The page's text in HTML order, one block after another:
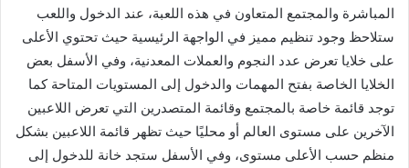
المباشرة والمجتمع المتعاون في هذه اللعبة، عند الدخول واللعب
ستلاحظ وجود تنظيم مميز في الواجهة الرئيسية حيث تحتوي الأعلى
على خلايا تعرض عدد النجوم والعملات المعدنية، وفي الأسفل بعض
الخلايا الخاصة بفتح المهمات والدخول إلى المستويات المتاحة كما
توجد قائمة خاصة بالمجتمع وقائمة المتصدرين التي تعرض اللاعبين
الآخرين على مستوى العالم أو محليًا حيث تظهر قائمة اللاعبين بشكل
منظم حسب الأعلى مستوى، وفي الأسفل ستجد خانة للدخول إلى